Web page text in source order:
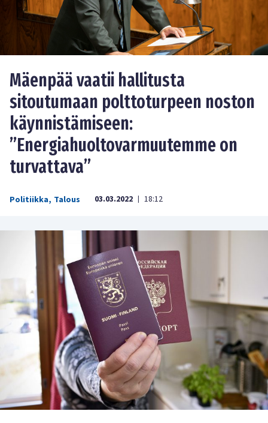
Mäenpää vaatii hallitusta
sitoutumaan polttoturpeen noston
käynnistämiseen:
”Energiahuoltovarmuutemme on
turvattava”
Politiikka, Talous 03.03.2022 | 18:12